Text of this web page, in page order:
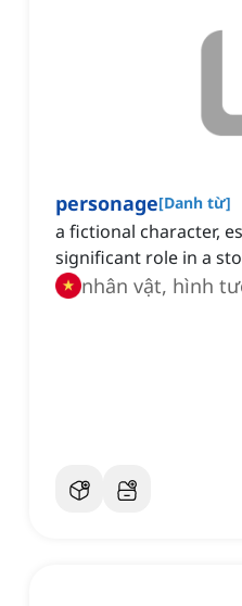
personage[Danh từ]
a fictional character,
significant role in a
nhân vật, hình